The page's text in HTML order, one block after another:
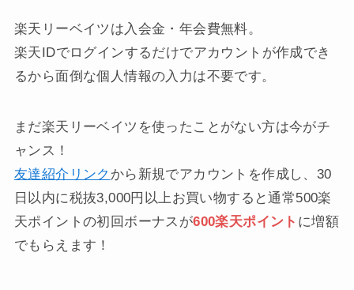
楽天リーベイツは入会金・年会費無料。
楽天IDでログインするだけでアカウントが作成でき
るから面倒な個人情報の入力は不要です。
まだ楽天リーベイツを使ったことがない方は今がチ
ャンス！
友達紹介リンク から新規でアカウントを作成し、30
日以内に税抜3,000円以上お買い物すると通常500楽
天ポイントの初回ボーナスが600楽天ポイント に増額
でもらえます！